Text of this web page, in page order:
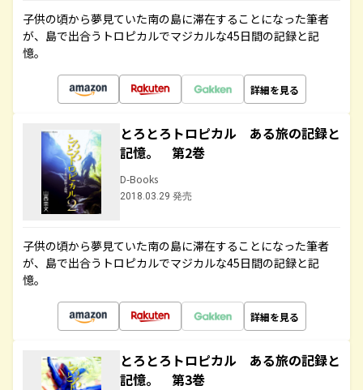
子供の頃から夢見ていた南の島に滞在することになった筆者
が、島で出合うトロピカルでマジカルな45日間の記録と記
憶。
詳細を見る
とろとろトロピカル ある旅の記録と
記憶。 第2巻
D-Books
2018.03.29 発売
子供の頃から夢見ていた南の島に滞在することになった筆者
が、島で出合うトロピカルでマジカルな45日間の記録と記
憶。
詳細を見る
とろとろトロピカル ある旅の記録と
記憶。 第3巻